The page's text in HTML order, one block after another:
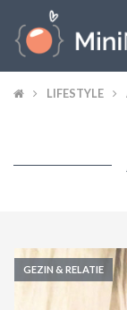
ZWANGER WORDEN
KIND
LIFESTYLE
GEZIN & RELATIE